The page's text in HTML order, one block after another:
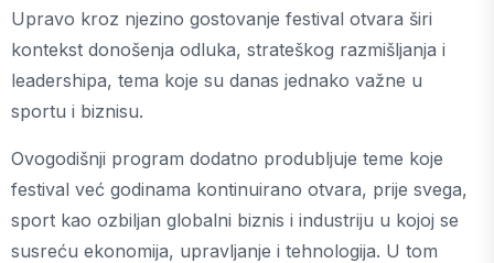
Upravo kroz njezino gostovanje festival otvara širi
kontekst donošenja odluka, strateškog razmišljanja i
leadershipa, tema koje su danas jednako važne u
sportu i biznisu.
Ovogodišnji program dodatno produbljuje teme koje
festival već godinama kontinuirano otvara, prije svega,
sport kao ozbiljan globalni biznis i industriju u kojoj se
susreću ekonomija, upravljanje i tehnologija. U tom